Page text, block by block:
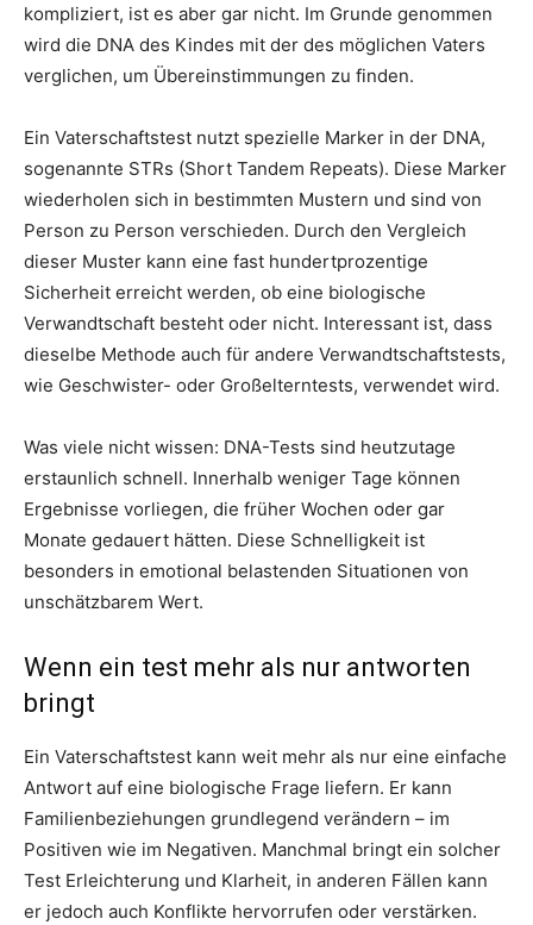
kompliziert, ist es aber gar nicht. Im Grunde genommen
wird die DNA des Kindes mit der des möglichen Vaters
verglichen, um Übereinstimmungen zu finden.
Ein Vaterschaftstest nutzt spezielle Marker in der DNA,
sogenannte STRs (Short Tandem Repeats). Diese Marker
wiederholen sich in bestimmten Mustern und sind von
Person zu Person verschieden. Durch den Vergleich
dieser Muster kann eine fast hundertprozentige
Sicherheit erreicht werden, ob eine biologische
Verwandtschaft besteht oder nicht. Interessant ist, dass
dieselbe Methode auch für andere Verwandtschaftstests,
wie Geschwister- oder Großelterntests, verwendet wird.
Was viele nicht wissen: DNA-Tests sind heutzutage
erstaunlich schnell. Innerhalb weniger Tage können
Ergebnisse vorliegen, die früher Wochen oder gar
Monate gedauert hätten. Diese Schnelligkeit ist
besonders in emotional belastenden Situationen von
unschätzbarem Wert.
Wenn ein test mehr als nur antworten
bringt
Ein Vaterschaftstest kann weit mehr als nur eine einfache
Antwort auf eine biologische Frage liefern. Er kann
Familienbeziehungen grundlegend verändern – im
Positiven wie im Negativen. Manchmal bringt ein solcher
Test Erleichterung und Klarheit, in anderen Fällen kann
er jedoch auch Konflikte hervorrufen oder verstärken.